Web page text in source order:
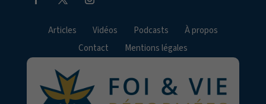
Articles Vidéos Podcasts
À propos
Contact
Mentions légales